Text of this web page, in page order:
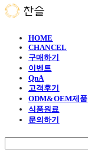
HOME
CHANCEL
구매하기
이벤트
QnA
고객후기
ODM&OEM제품
식품원료
문의하기